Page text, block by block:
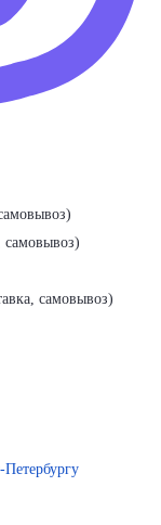
самовывоз)
самовывоз)
Петербургу